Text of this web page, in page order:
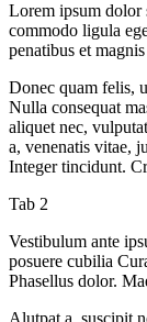
Lorem ipsum dolor
commodo ligula
penatibus et
Donec quam felis,
Nulla consequat
aliquet nec,
a, venenatis vitae,
Integer tincidunt.
Tab 2
Vestibulum ante
posuere cubilia
Phasellus dolor.
Alutpat a, suscipit